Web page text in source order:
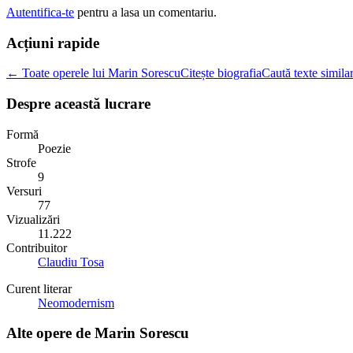
Autentifica-te pentru a lasa un comentariu.
Acțiuni rapide
← Toate operele lui Marin SorescuCitește biografiaCaută texte
Despre această lucrare
Formă
Poezie
Strofe
9
Versuri
77
Vizualizări
11.222
Contribuitor
Claudiu Tosa
Curent literar
Neomodernism
Alte opere de Marin Sorescu